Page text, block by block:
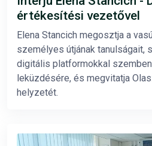
értékesítési vezetővel
Elena Stancich megosztja a
személyes útjának tanulságait,
digitális platformokkal
leküzdésére, és megvitatja
helyzetét.